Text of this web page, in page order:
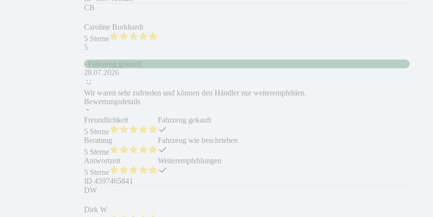
CB
Caroline Burkhardt
5 Sterne
5
Fahrzeug gekauft
28.07.2026
Wir waren sehr zufrieden und können den Händler nur weiterempfehlen.
Bewertungsdetails
Freundlichkeit
5 Sterne
Beratung
5 Sterne
Antwortzeit
5 Sterne
Fahrzeug gekauft
Fahrzeug wie beschrieben
Weiterempfehlungen
ID 4597465841
DW
Dirk W